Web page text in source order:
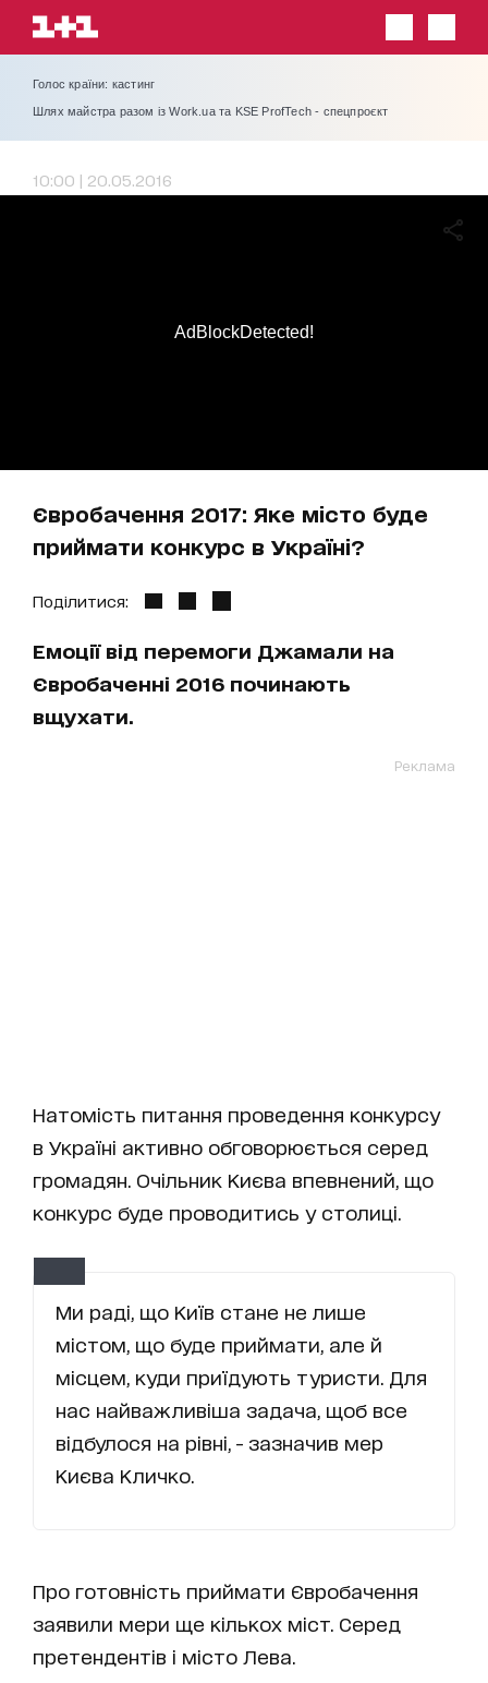
Голос країни: кастинг
Шлях майстра разом із Work.ua та KSE ProfTech - спецпроєкт
10:00 | 20.05.2016
Євробачення 2017: Яке місто буде
приймати конкурс в Україні?
AdBlockDetected!
Поділитися:
Емоції від перемоги Джамали на
Євробаченні 2016 починають
вщухати.
Реклама
Натомість питання проведення конкурсу
в Україні активно обговорюється серед
громадян. Очільник Києва впевнений, що
конкурс буде проводитись у столиці.
Ми раді, що Київ стане не лише
містом, що буде приймати, але й
місцем, куди приїдують туристи. Для
нас найважливіша задача, щоб все
відбулося на рівні, - зазначив мер
Києва Кличко.
Про готовність приймати Євробачення
заявили мери ще кількох міст. Серед
претендентів і місто Лева.